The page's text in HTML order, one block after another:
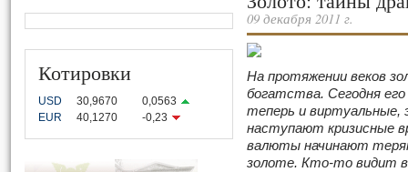
Котировки
USD 30,9670
0,0563
EUR
40,1270 -0,23
09 декабря 2011 г.
На протяжении веков
богатства. Сегодня
теперь и виртуальные,
наступают кризисные
валюты начинают
золоте. Кто-то видит в